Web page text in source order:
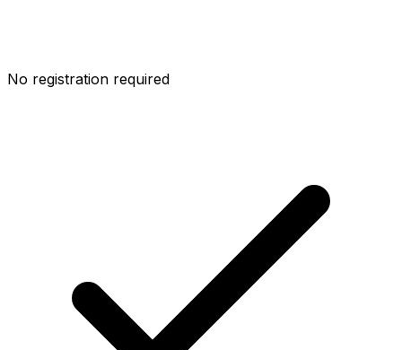
No registration required